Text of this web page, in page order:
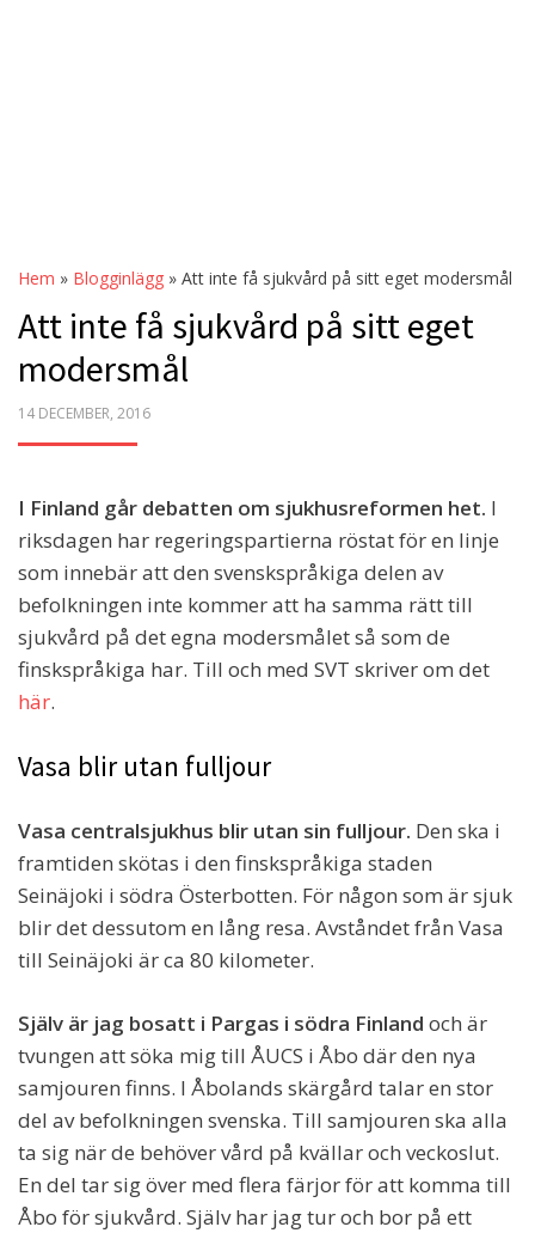
Hem » Blogginlägg » Att inte få sjukvård på sitt eget modersmål
Att inte få sjukvård på sitt eget
modersmål
POSTED
14 DECEMBER, 2016
I Finland går debatten om sjukhusreformen het. I
riksdagen har regeringspartierna röstat för en linje
som innebär att den svenskspråkiga delen av
befolkningen inte kommer att ha samma rätt till
sjukvård på det egna modersmålet så som de
finskspråkiga har. Till och med SVT skriver om det
här.
Vasa blir utan fulljour
Vasa centralsjukhus blir utan sin fulljour. Den ska i
framtiden skötas i den finskspråkiga staden
Seinäjoki i södra Österbotten. För någon som är sjuk
blir det dessutom en lång resa. Avståndet från Vasa
till Seinäjoki är ca 80 kilometer.
Själv är jag bosatt i Pargas i södra Finland och är
tvungen att söka mig till ÅUCS i Åbo där den nya
samjouren finns. I Åbolands skärgård talar en stor
del av befolkningen svenska. Till samjouren ska alla
ta sig när de behöver vård på kvällar och veckoslut.
En del tar sig över med flera färjor för att komma till
Åbo för sjukvård. Själv har jag tur och bor på ett